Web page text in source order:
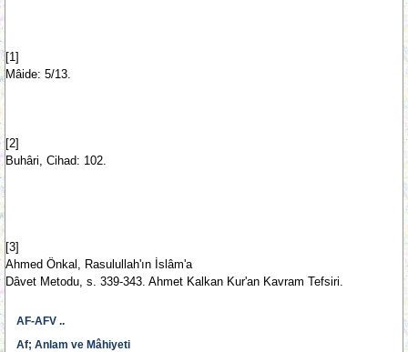
[1]
Mâide: 5/13.
[2]
Buhâri, Cihad: 102.
[3]
Ahmed Önkal, Rasulullah'ın İslâm'a
Dâvet Metodu, s. 339-343. Ahmet Kalkan Kur'an Kavram Tefsiri.
AF-AFV ..
Af; Anlam ve Mâhiyeti